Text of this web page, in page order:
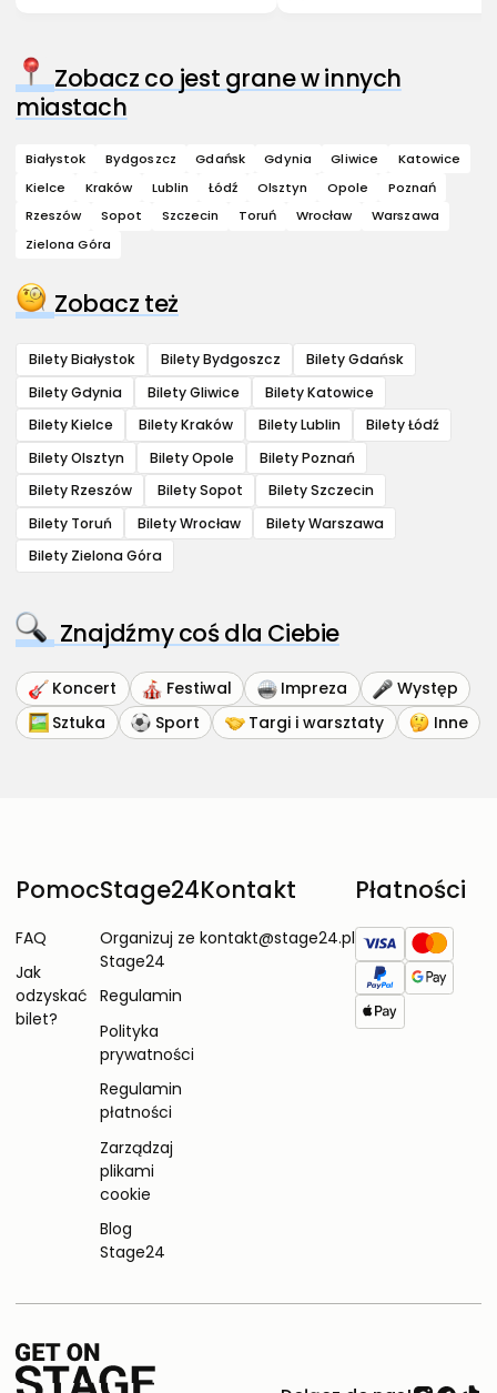
Zobacz co jest grane w innych
miastach
Białystok Bydgoszcz Gdańsk Gdynia Gliwice
Katowice
Kielce
Kraków Lublin Łódź Olsztyn Opole
Poznań
Rzeszów
Sopot Szczecin Toruń Wrocław
Warszawa
Zielona Góra
Zobacz też
Bilety Białystok Bilety Bydgoszcz
Bilety Gdańsk
Bilety Gdynia
Bilety Gliwice
Bilety Katowice
Bilety Kielce
Bilety Kraków Bilety Lublin
Bilety Łódź
Bilety Olsztyn
Bilety Opole
Bilety Poznań
Bilety Rzeszów
Bilety Sopot
Bilety Szczecin
Bilety Toruń
Bilety Wrocław
Bilety Warszawa
Bilety Zielona Góra
Znajdźmy coś dla Ciebie
Koncert Festiwal Impreza
Występ
Sztuka
Sport Targi i warsztaty Inne
Pomoc
FAQ
Jak
odzyskać
bilet?
Stage24
Organizuj ze
Stage24
Regulamin
Polityka
prywatności
Regulamin
płatności
Zarządzaj
plikami
cookie
Blog
Stage24
Kontakt
kontakt@stage24.pl
Płatności